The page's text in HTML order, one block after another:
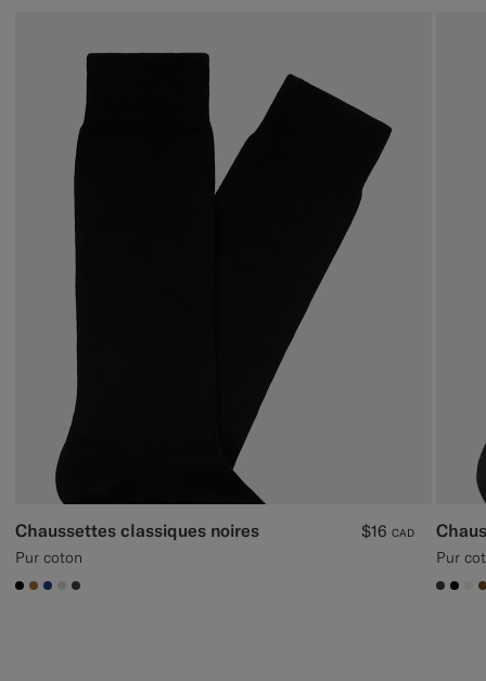
Chaussettes classiques noires
Pur coton
$16 CAD
#000000
#A56C36
#1C3D7A
#D9DADA
#3d4043
Pur